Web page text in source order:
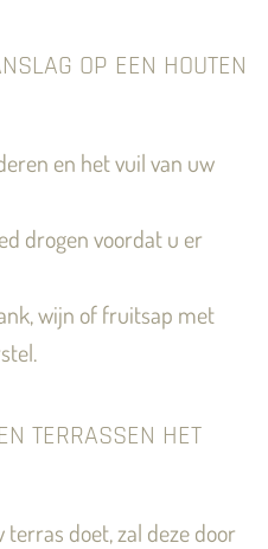
OP EEN HOUTEN
en het vuil van uw
drogen voordat u er
wijn of fruitsap met
TERRASSEN HET
doet, zal deze door